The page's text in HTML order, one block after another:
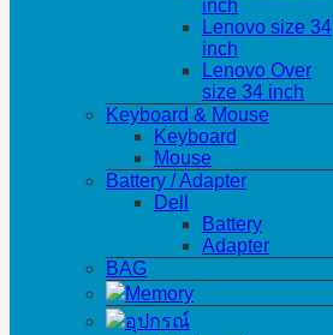
inch
Lenovo size 34
inch
Lenovo Over
size 34 inch
Keyboard & Mouse
Keyboard
Mouse
Battery / Adapter
Dell
Battery
Adapter
BAG
Memory
อุปกรณ์